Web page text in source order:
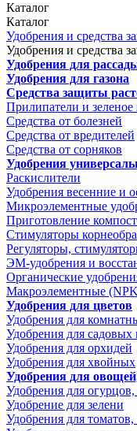
Каталог
Каталог
Удобрения и средства
Удобрения и средства
Удобрения для
Удобрения для газона
Средства защиты
Прилипатели и
Средства от болезней
Средства от вредителей
Средства от сорняков
Удобрения
Раскислители
Удобрения весенние и
Микроэлементные
Приготовление
Стимуляторы
Регуляторы,
ЭМ-удобрения и
Органические
Макроэлементные
Удобрения для цветов
Удобрения для
Удобрения для садовых
Удобрения для орхидей
Удобрения для хвойных
Удобрения для
Удобрения для огурцов,
Удобрение для зелени
Удобрения для томатов,